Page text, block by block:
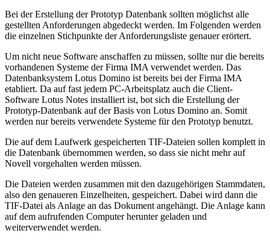
Bei der Erstellung der Prototyp Datenbank sollten möglichst alle
gestellten Anforderungen abgedeckt werden. Im Folgenden werden
die einzelnen Stichpunkte der Anforderungsliste genauer erörtert.
Um nicht neue Software anschaffen zu müssen, sollte nur die bereits
vorhandenen Systeme der Firma IMA verwendet werden. Das
Datenbanksystem Lotus Domino ist bereits bei der Firma IMA
etabliert. Da auf fast jedem PC-Arbeitsplatz auch die Client-
Software Lotus Notes installiert ist, bot sich die Erstellung der
Prototyp-Datenbank auf der Basis von Lotus Domino an. Somit
werden nur bereits verwendete Systeme für den Prototyp benutzt.
Die auf dem Laufwerk gespeicherten TIF-Dateien sollen komplett in
die Datenbank übernommen werden, so dass sie nicht mehr auf
Novell vorgehalten werden müssen.
Die Dateien werden zusammen mit den dazugehörigen Stammdaten,
also den genaueren Einzelheiten, gespeichert. Dabei wird dann die
TIF-Datei als Anlage an das Dokument angehängt. Die Anlage kann
auf dem aufrufenden Computer herunter geladen und
weiterverwendet werden.